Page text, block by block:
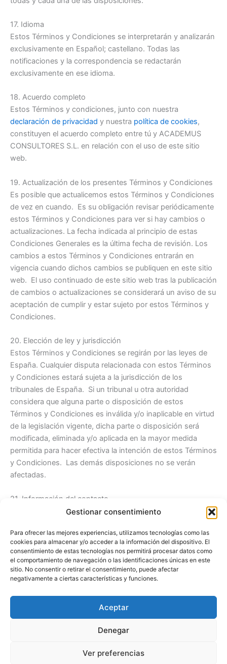
Gestionar consentimiento
Para ofrecer las mejores experiencias, utilizamos tecnologías como las
cookies para almacenar y/o acceder a la información del dispositivo. El
consentimiento de estas tecnologías nos permitirá procesar datos como
el comportamiento de navegación o las identificaciones únicas en este
sitio. No consentir o retirar el consentimiento, puede afectar
negativamente a ciertas características y funciones.
Aceptar
Denegar
Ver preferencias
17. Idioma
Estos Términos y Condiciones se interpretarán y analizarán
exclusivamente en Español; castellano. Todas las
notificaciones y la correspondencia se redactarán
exclusivamente en ese idioma.
18. Acuerdo completo
Estos Términos y condiciones, junto con nuestra
declaración de privacidad y nuestra política de cookies,
constituyen el acuerdo completo entre tú y ACADEMUS
CONSULTORES S.L. en relación con el uso de este sitio
web.
19. Actualización de los presentes Términos y Condiciones
Es posible que actualicemos estos Términos y Condiciones
de vez en cuando. Es su obligación revisar periódicamente
estos Términos y Condiciones para ver si hay cambios o
actualizaciones. La fecha indicada al principio de estas
Condiciones Generales es la última fecha de revisión. Los
cambios a estos Términos y Condiciones entrarán en
vigencia cuando dichos cambios se publiquen en este sitio
web. El uso continuado de este sitio web tras la publicación
de cambios o actualizaciones se considerará un aviso de su
aceptación de cumplir y estar sujeto por estos Términos y
Condiciones.
20. Elección de ley y jurisdicción
Estos Términos y Condiciones se regirán por las leyes de
España. Cualquier disputa relacionada con estos Términos
y Condiciones estará sujeta a la jurisdicción de los
tribunales de España. Si un tribunal u otra autoridad
considera que alguna parte o disposición de estos
Términos y Condiciones es inválida y/o inaplicable en virtud
de la legislación vigente, dicha parte o disposición será
modificada, eliminada y/o aplicada en la mayor medida
permitida para hacer efectiva la intención de estos Términos
y Condiciones. Las demás disposiciones no se verán
afectadas.
21. Información del contacto
Este sitio web es propiedad y está gestionado por
Puedes contactar con nosotros en relación con estos
Términos y condiciones a través de nuestra página de
contacto.
22. Descargar
descargarnuestros Términos y
condiciones en PDF.
Todos los derechos © 2012 - 2026 | El factor humano de la